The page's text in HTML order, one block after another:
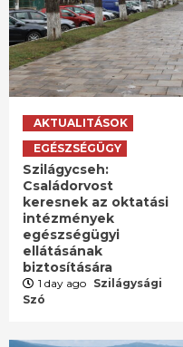
AKTUALITÁSOK
EGÉSZSÉGÜGY
Szilágycseh:
Családorvost
keresnek az oktatási
intézmények
egészségügyi
ellátásának
biztosítására
1 day ago Szilágysági
Szó